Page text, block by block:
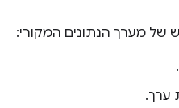
של מערך הנתונים המקורי:
ערך.